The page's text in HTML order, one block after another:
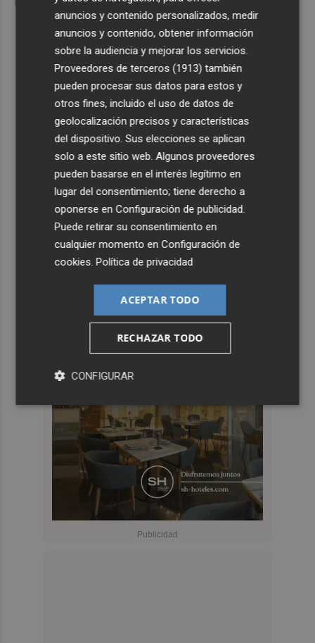
anuncios y contenido personalizados, medir
anuncios y contenido, obtener información
sobre la audiencia y mejorar los servicios.
Proveedores de terceros (1913) también
pueden procesar sus datos para estos y
otros fines, incluido el uso de datos de
geolocalización precisos y características
del dispositivo. Sus elecciones se aplican
solo a este sitio web. Algunos proveedores
pueden basarse en el interés legítimo en
lugar del consentimiento; tiene derecho a
oponerse enConfiguración de publicidad
Puede retirar su consentimiento en
cualquier momento enConfiguración de
cookies .Política de privacidad
ACEPTAR TODO
RECHAZAR TODO
CONFIGURAR